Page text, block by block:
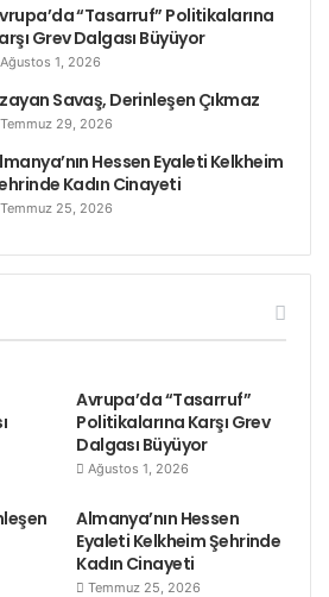
“Tasarruf” Politikalarına
Grev Dalgası Büyüyor
Ağustos 1, 2026
Savaş, Derinleşen Çıkmaz
Temmuz 29, 2026
Hessen Eyaleti Kelkheim
Kadın Cinayeti
Temmuz 25, 2026
Avrupa’da “Tasarruf”
Politikalarına Karşı Grev
Dalgası Büyüyor
Ağustos 1, 2026
Almanya’nın Hessen
Eyaleti Kelkheim Şehrinde
Kadın Cinayeti
Temmuz 25, 2026